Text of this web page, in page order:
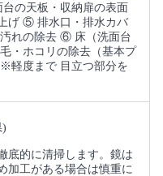
の天板・収納扉の表面
げ ⑤ 排水口・排水カバ
れの除去 ⑥ 床（洗面台
・ホコリの除去（基本プ
軽度まで 目立つ部分を
)
底的に清掃します。鏡は
加工がある場合は慎重に